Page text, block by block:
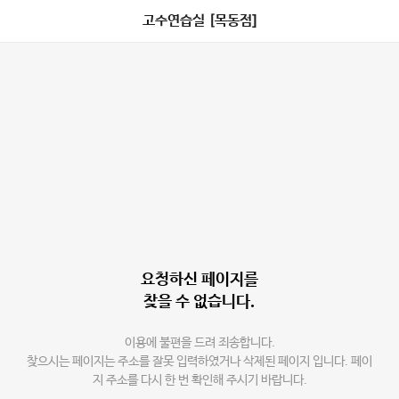
고수연습실 [목동점]
요청하신 페이지를
찾을 수 없습니다.
이용에 불편을 드려 죄송합니다.
찾으시는 페이지는 주소를 잘못 입력하였거나 삭제된 페이지 입니다. 페이
지 주소를 다시 한 번 확인해 주시기 바랍니다.